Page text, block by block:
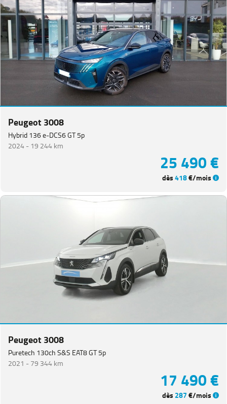
Peugeot 3008
Hybrid 136 e-DCS6 GT 5p
2024 - 19 244 km
25 490 €
dès418€/mois
Peugeot 3008
Puretech 130ch S&S EAT8 GT 5p
2021 -79 344 km
17 490 €
dès 287€/mois